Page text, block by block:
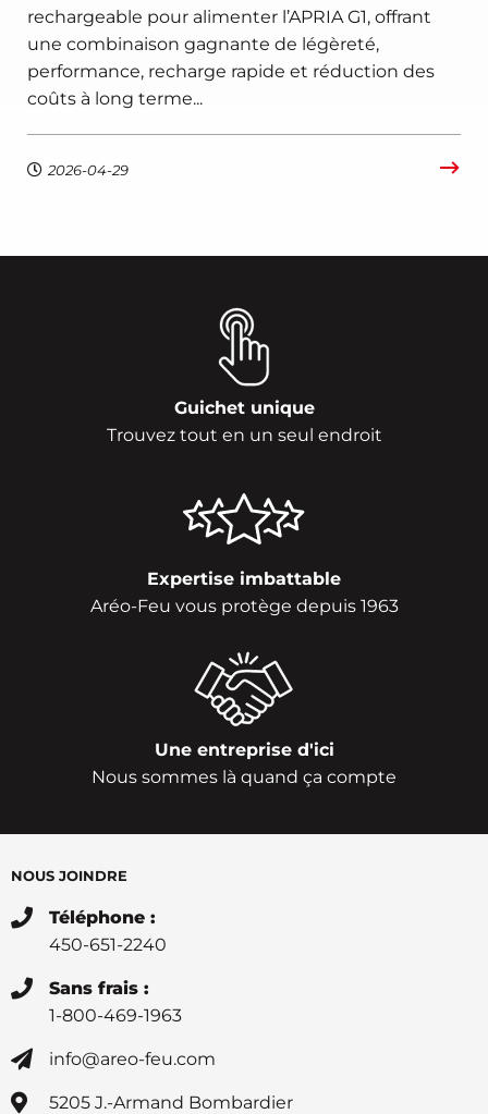
rechargeable pour alimenter l’APRIA G1, offrant
une combinaison gagnante de légèreté,
performance, recharge rapide et réduction des
coûts à long terme...
2026-04-29
Guichet unique
Trouvez tout en un seul endroit
Expertise imbattable
Aréo-Feu vous protège depuis 1963
Une entreprise d'ici
Nous sommes là quand ça compte
NOUS JOINDRE
Téléphone :
450-651-2240
Sans frais :
1-800-469-1963
info@areo-feu.com
5205 J.-Armand Bombardier